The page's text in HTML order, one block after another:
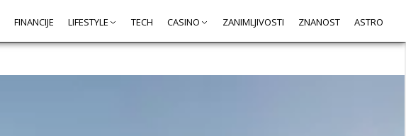
FINANCIJE LIFESTYLE TECH CASINO ZANIMLJIVOSTI ZNANOST ASTRO